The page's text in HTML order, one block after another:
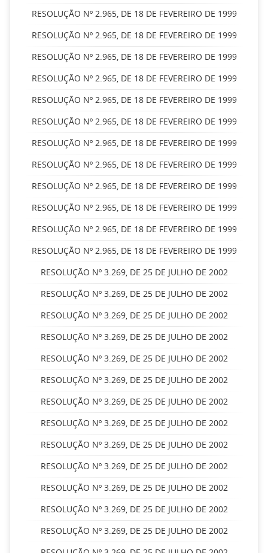
RESOLUÇÃO Nº 2.965, DE 18 DE FEVEREIRO DE 1999
RESOLUÇÃO Nº 2.965, DE 18 DE FEVEREIRO DE 1999
RESOLUÇÃO Nº 2.965, DE 18 DE FEVEREIRO DE 1999
RESOLUÇÃO Nº 2.965, DE 18 DE FEVEREIRO DE 1999
RESOLUÇÃO Nº 2.965, DE 18 DE FEVEREIRO DE 1999
RESOLUÇÃO Nº 2.965, DE 18 DE FEVEREIRO DE 1999
RESOLUÇÃO Nº 2.965, DE 18 DE FEVEREIRO DE 1999
RESOLUÇÃO Nº 2.965, DE 18 DE FEVEREIRO DE 1999
RESOLUÇÃO Nº 2.965, DE 18 DE FEVEREIRO DE 1999
RESOLUÇÃO Nº 2.965, DE 18 DE FEVEREIRO DE 1999
RESOLUÇÃO Nº 2.965, DE 18 DE FEVEREIRO DE 1999
RESOLUÇÃO Nº 2.965, DE 18 DE FEVEREIRO DE 1999
RESOLUÇÃO Nº 3.269, DE 25 DE JULHO DE 2002
RESOLUÇÃO Nº 3.269, DE 25 DE JULHO DE 2002
RESOLUÇÃO Nº 3.269, DE 25 DE JULHO DE 2002
RESOLUÇÃO Nº 3.269, DE 25 DE JULHO DE 2002
RESOLUÇÃO Nº 3.269, DE 25 DE JULHO DE 2002
RESOLUÇÃO Nº 3.269, DE 25 DE JULHO DE 2002
RESOLUÇÃO Nº 3.269, DE 25 DE JULHO DE 2002
RESOLUÇÃO Nº 3.269, DE 25 DE JULHO DE 2002
RESOLUÇÃO Nº 3.269, DE 25 DE JULHO DE 2002
RESOLUÇÃO Nº 3.269, DE 25 DE JULHO DE 2002
RESOLUÇÃO Nº 3.269, DE 25 DE JULHO DE 2002
RESOLUÇÃO Nº 3.269, DE 25 DE JULHO DE 2002
RESOLUÇÃO Nº 3.269, DE 25 DE JULHO DE 2002